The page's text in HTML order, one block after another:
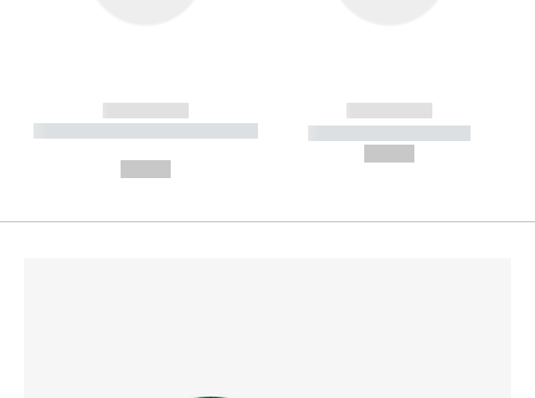
------------
----------- ----------- --------
------------
----------- -----------